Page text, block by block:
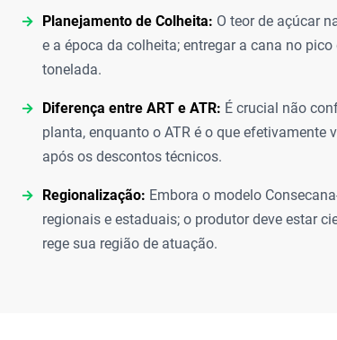
Planejamento de Colheita: O teor de açúcar
e a época da colheita; entregar a cana no
tonelada.
Diferença entre ART e ATR: É crucial não
planta, enquanto o ATR é o que
após os descontos técnicos.
Regionalização: Embora o modelo
regionais e estaduais; o produtor deve estar
rege sua região de atuação.